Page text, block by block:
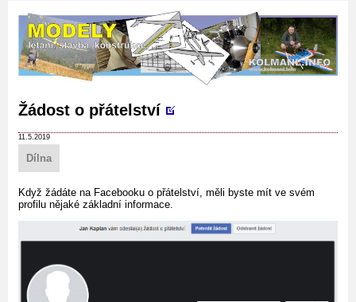
Žádost o přátelství
11.5.2019
Dílna
Když žádáte na Facebooku o přátelství, měli byste mít ve svém
profilu nějaké základní informace.